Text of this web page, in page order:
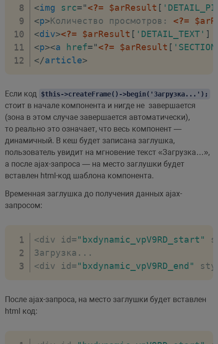
<img src="<?= $arResult [
<p>Количество просмотров: <?=
<div><?= $arResult [ 'DETAIL_TEXT' ]
<p><a href="<?= $arResult [
</article>
Если код $this->createFrame()->begin('Загрузка...');
стоит в начале компонента и нигде не завершается
(зона в этом случае завершается автоматически),
то реально это означает, что весь компонент —
динамичный. В кеш будет записана заглушка,
пользователь увидит на мгновение текст «Загрузка…»,
а после ajax-запроса — на место заглушки будет
вставлен html-код шаблона компонента.
Временная заглушка до получения данных ajax-
запросом:
<div id="bxdynamic_vpV9RD_start"
Загрузка ...
<div id="bxdynamic_vpV9RD_end"
После ajax-запроса, на место заглушки будет вставлен
html код: